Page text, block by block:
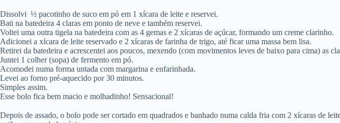
Dissolvi ½ pacotinho de suco em pó em 1 xícara de leite e reservei.
Bati na batedeira 4 claras em ponto de neve e também reservei.
Voltei uma outra tigela na batedeira com as 4 gemas e 2 xícaras de açúcar, formando um creme clarinho.
Adicionei a xícara de leite reservado e 2 xícaras de farinha de trigo, até ficar uma massa bem lisa.
Retirei da batedeira e acrescentei aos poucos, mexendo (com movimentos leves de baixo para cima) as
Juntei 1 colher (sopa) de fermento em pó.
Acomodei numa forma untada com margarina e enfarinhada.
Levei ao forno pré-aquecido por 30 minutos.
Simples assim.
Esse bolo fica bem macio e molhadinho! Sensacional!
Depois de assado, o bolo pode ser cortado em quadrados e banhado numa calda fria com 2 xícaras de